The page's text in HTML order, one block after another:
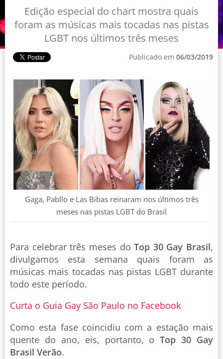
Edição especial do chart mostra quais
foram as músicas mais tocadas nas pistas
LGBT nos últimos três meses
Publicado em 06/03/2019
Gaga, Pabllo e Las Bibas reinaram nos últimos três
meses nas pistas LGBT do Brasil
Para celebrar três meses doTop 30 Gay Brasil,
divulgamos esta semana quais foram as
músicas mais tocadas nas pistas LGBT durante
todo este período.
Curta o Guia Gay São Paulo no Facebook
Como esta fase coincidiu com a estação mais
quente do ano, eis, portanto, oTop 30 Gay
Brasil Verão.